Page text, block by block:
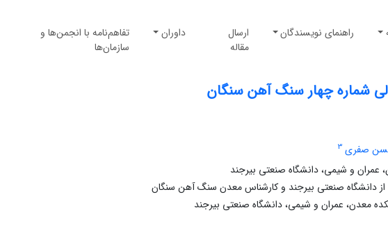
راهنمای نویسندگان
ارسال
مقاله
داوران
تفاهم‌نامه با انجمن‌ها و
سازمان‌ها
شماره چهار سنگ آهن سنگان
صفری 3
عمران و شیمی، دانشگاه صنعتی بیرجند
دانشگاه صنعتی بیرجند و کارشناس معدن سنگ آهن سنگان
معدن، عمران و شیمی، دانشگاه صنعتی بیرجند